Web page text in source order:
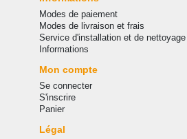
Modes de paiement
Modes de livraison et frais
Service d'installation et de nettoyage
Informations
Mon compte
Se connecter
S'inscrire
Panier
Légal